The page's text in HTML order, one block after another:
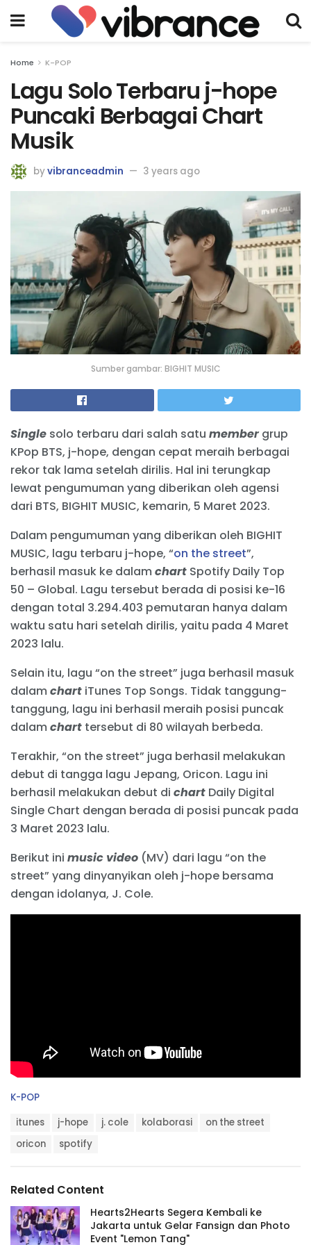
Home K-POP
Lagu Solo Terbaru j-hope
Puncaki Berbagai Chart
Musik
byvibranceadmin 3 years ago
Sumber gambar: BIGHIT MUSIC
Single solo terbaru dari salah satu membergrup
KPop BTS, j-hope, dengan cepat meraih berbagai
rekor tak lama setelah dirilis. Hal ini terungkap
lewat pengumuman yang diberikan oleh agensi
dari BTS, BIGHIT MUSIC, kemarin, 5 Maret 2023.
Dalam pengumuman yang diberikan oleh BIGHIT
MUSIC, lagu terbaru j-hope, “on the street”,
berhasil masuk ke dalamchart Spotify Daily Top
50 – Global. Lagu tersebut berada di posisi ke-16
dengan total 3.294.403 pemutaran hanya dalam
waktu satu hari setelah dirilis, yaitu pada 4 Maret
2023 lalu.
Selain itu, lagu “on the street” juga berhasil masuk
dalamchart iTunes Top Songs. Tidak tanggung-
tanggung, lagu ini berhasil meraih posisi puncak
dalamchart tersebut di 80 wilayah berbeda.
Terakhir, “on the street” juga berhasil melakukan
debut di tangga lagu Jepang, Oricon. Lagu ini
berhasil melakukan debut di chart Daily Digital
Single Chart dengan berada di posisi puncak pada
3 Maret 2023 lalu.
Berikut ini music video (MV) dari lagu “on the
street” yang dinyanyikan oleh j-hope bersama
dengan idolanya, J. Cole.
C
i
e
s
:
K-POP
itunes j-hope j. cole kolaborasi
on the street
oricon
spotify
Related Content
Hearts2Hearts Segera Kembali ke
Jakarta untuk Gelar Fansign dan Photo
Event "Lemon Tang"